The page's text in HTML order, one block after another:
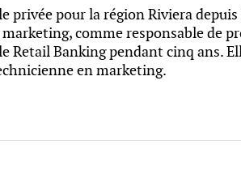
pour la région Riviera
comme responsable de
Retail Banking pendant cinq
en marketing.